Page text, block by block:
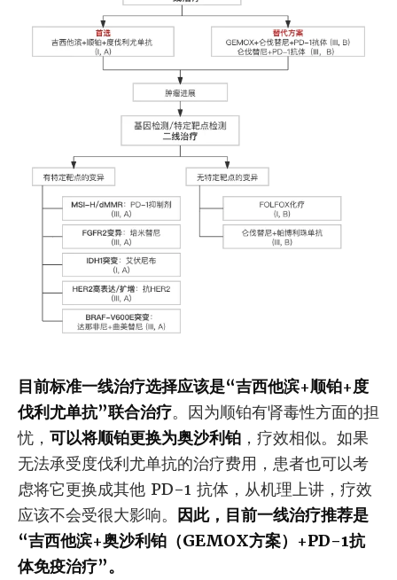
目前标准一线治疗选择应该是“吉西他滨+顺铂+度
伐利尤单抗”联合治疗。因为顺铂有肾毒性方面的担
忧， 可以将顺铂更换为奥沙利铂 ，疗效相似。如果
无法承受度伐利尤单抗的治疗费用，患者也可以考
虑将它更换成其他 PD-1 抗体，从机理上讲，疗效
应该不会受很大影响。 因此，目前一线治疗推荐是
“吉西他滨+奥沙利铂（GEMOX方案）+PD-1抗
体免疫治疗”。